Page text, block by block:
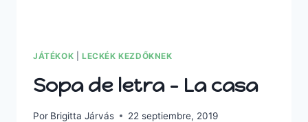
JÁTÉKOK LECKÉK KEZDŐKNEK
Sopa de letra – La casa
Por Brigitta Járvás 22 septiembre, 2019